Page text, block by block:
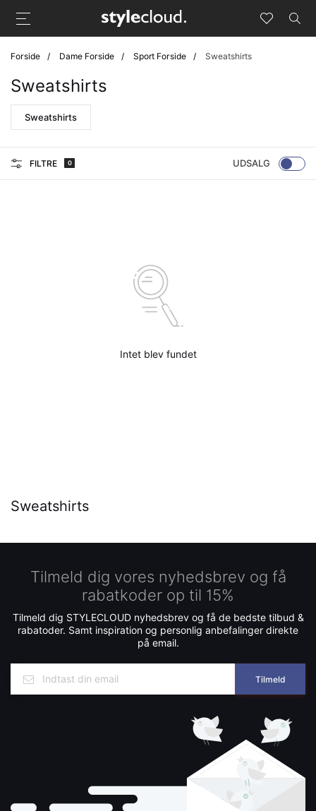
Forside Dame Forside Sport Forside Sweatshirts
Sweatshirts
Sweatshirts
FILTRE 0 UDSALG
Intet blev fundet
Sweatshirts
Tilmeld dig vores nyhedsbrev og få
rabatkoder op til 15%
Tilmeld dig STYLECLOUD nyhedsbrev og få de bedste tilbud &
rabatoder. Samt inspiration og personlig anbefalinger direkte
på email.
Tilmeld